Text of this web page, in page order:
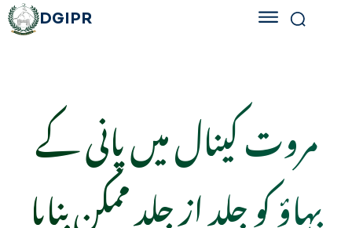
DGIPR
مروت کینال میں پانی کے
بہاؤ کو جلد از جلد ممکن بنایا